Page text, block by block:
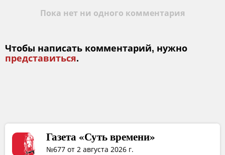
Пока нет ни одного комментария
Чтобы написать комментарий, нужно
представиться.
Газета «Суть времени»
№677 от 2 августа 2026 г.